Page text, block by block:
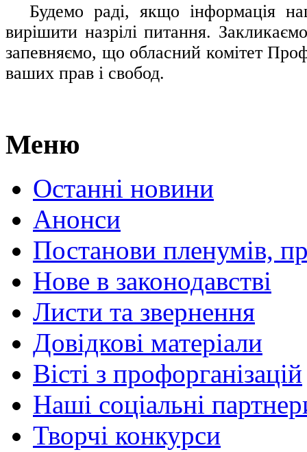
Будемо раді, якщо інформація
вирішити назрілі питання.
запевняємо, що обласний комітет
ваших прав і свобод.
Меню
Останні новини
Анонси
Постанови пленумів,
Нове в законодавстві
Листи та звернення
Довідкові матеріали
Вісті з профорганізацій
Наші соціальні
Творчі конкурси